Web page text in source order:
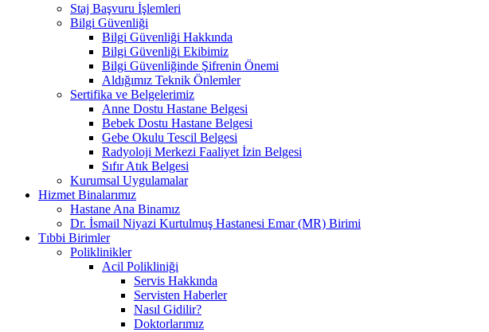
Staj Başvuru İşlemleri
Bilgi Güvenliği
Bilgi Güvenliği Hakkında
Bilgi Güvenliği Ekibimiz
Bilgi Güvenliğinde Şifrenin Önemi
Aldığımız Teknik Önlemler
Sertifika ve Belgelerimiz
Anne Dostu Hastane Belgesi
Bebek Dostu Hastane Belgesi
Gebe Okulu Tescil Belgesi
Radyoloji Merkezi Faaliyet İzin Belgesi
Sıfır Atık Belgesi
Kurumsal Uygulamalar
Hizmet Binalarımız
Hastane Ana Binamız
Dr. İsmail Niyazi Kurtulmuş Hastanesi Emar (MR) Birimi
Tıbbi Birimler
Poliklinikler
Acil Polikliniği
Servis Hakkında
Servisten Haberler
Nasıl Gidilir?
Doktorlarımız